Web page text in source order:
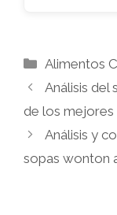
Categorías
Alimentos
Análisis del
de los mejores
Análisis y
sopas wonton